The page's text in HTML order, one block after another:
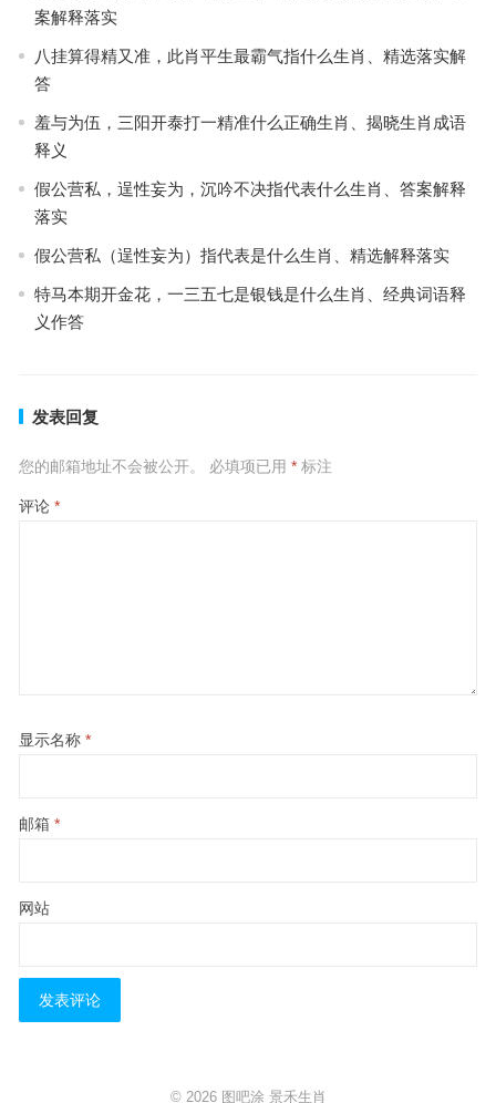
案解释落实
八挂算得精又准，此肖平生最霸气指什么生肖、精选落实解
答
羞与为伍，三阳开泰打一精准什么正确生肖、揭晓生肖成语
释义
假公营私，逞性妄为，沉吟不决指代表什么生肖、答案解释
落实
假公营私（逞性妄为）指代表是什么生肖、精选解释落实
特马本期开金花，一三五七是银钱是什么生肖、经典词语释
义作答
发表回复
您的邮箱地址不会被公开。 必填项已用 *标注
评论 *
显示名称 *
邮箱 *
网站
© 2026 图吧涂 景禾生肖